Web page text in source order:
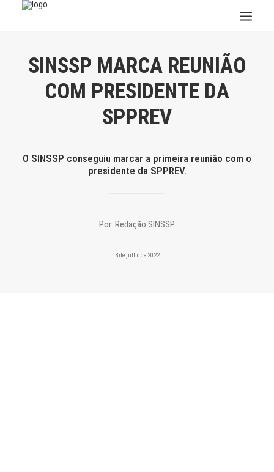
INSTITUCIONAL
SESC
SINSSP MARCA REUNIÃO
COM PRESIDENTE DA
SPPREV
O SINSSP conseguiu marcar a primeira reunião com o
presidente da SPPREV.
Por: Redação SINSSP
8 de julho de 2022